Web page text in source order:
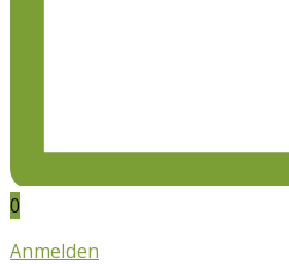
0
Anmelden